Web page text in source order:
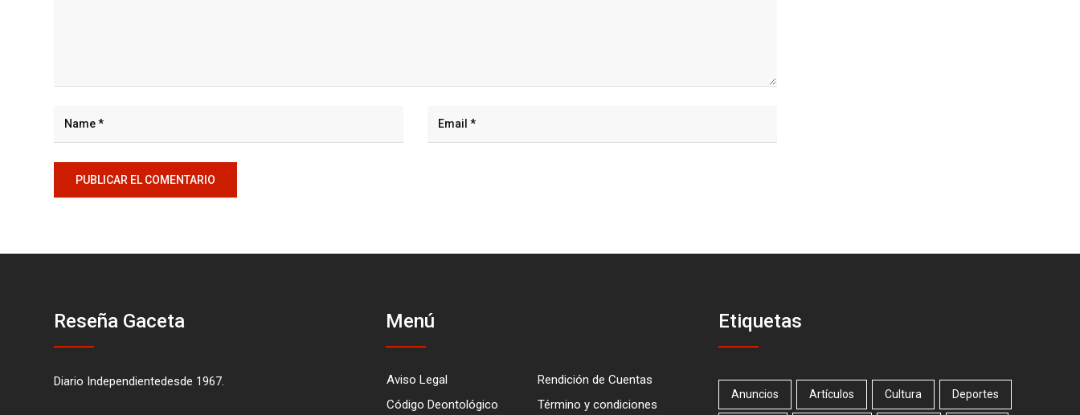
Reseña Gaceta
Diario Independientedesde 1967.
Menú
Aviso Legal
Rendición de Cuentas
Código Deontológico
Término y condiciones
Etiquetas
Anuncios Artículos Cultura Deportes